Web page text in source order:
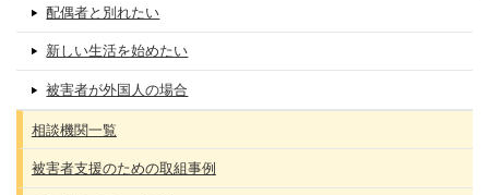
配偶者と別れたい
新しい生活を始めたい
被害者が外国人の場合
相談機関一覧
被害者支援のための取組事例